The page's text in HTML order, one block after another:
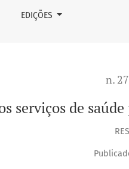
EDIÇÕES
n.
serviços de